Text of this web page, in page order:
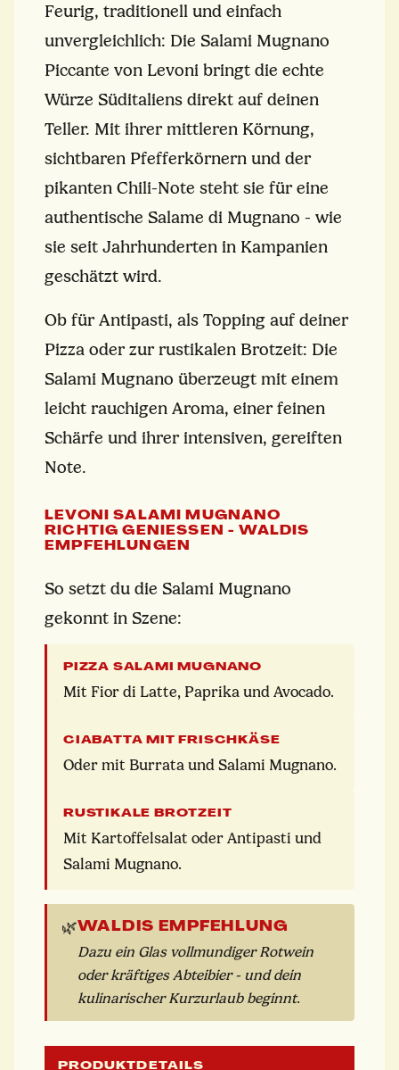
Feurig, traditionell und einfach
unvergleichlich: Die Salami Mugnano
Piccante von Levoni bringt die echte
Würze Süditaliens direkt auf deinen
Teller. Mit ihrer mittleren Körnung,
sichtbaren Pfefferkörnern und der
pikanten Chili-Note steht sie für eine
authentische Salame di Mugnano - wie
sie seit Jahrhunderten in Kampanien
geschätzt wird.
Ob für Antipasti, als Topping auf deiner
Pizza oder zur rustikalen Brotzeit: Die
Salami Mugnano überzeugt mit einem
leicht rauchigen Aroma, einer feinen
Schärfe und ihrer intensiven, gereiften
Note.
LEVONI SALAMI MUGNANO
RICHTIG GENIESSEN - WALDIS E
MPFEHLUNGEN
So setzt du die Salami Mugnano
gekonnt in Szene:
PIZZA SALAMI MUGNANO
Mit Fior di Latte, Paprika und Avocado.
CIABATTA MIT FRISCHKÄSE
Oder mit Burrata und Salami Mugnano.
RUSTIKALE BROTZEIT
Mit Kartoffelsalat oder Antipasti und
Salami Mugnano.
🌿WALDIS EMPFEHLUNG
Dazu ein Glas vollmundiger Rotwein
oder kräftiges Abteibier - und dein
kulinarischer Kurzurlaub beginnt.
PRODUKTDETAILS